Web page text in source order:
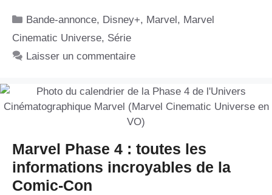
Catégories
Bande-annonce, Disney+, Marvel, Marvel
Cinematic Universe, Série
Laisser un commentaire
Marvel Phase 4 : toutes les
informations incroyables de la
Comic-Con